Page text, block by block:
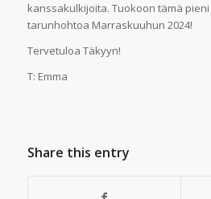
kanssakulkijoita. Tuokoon tämä
tarunhohtoa Marraskuuhun 2024!
Tervetuloa Täkyyn!
T: Emma
Share this entry